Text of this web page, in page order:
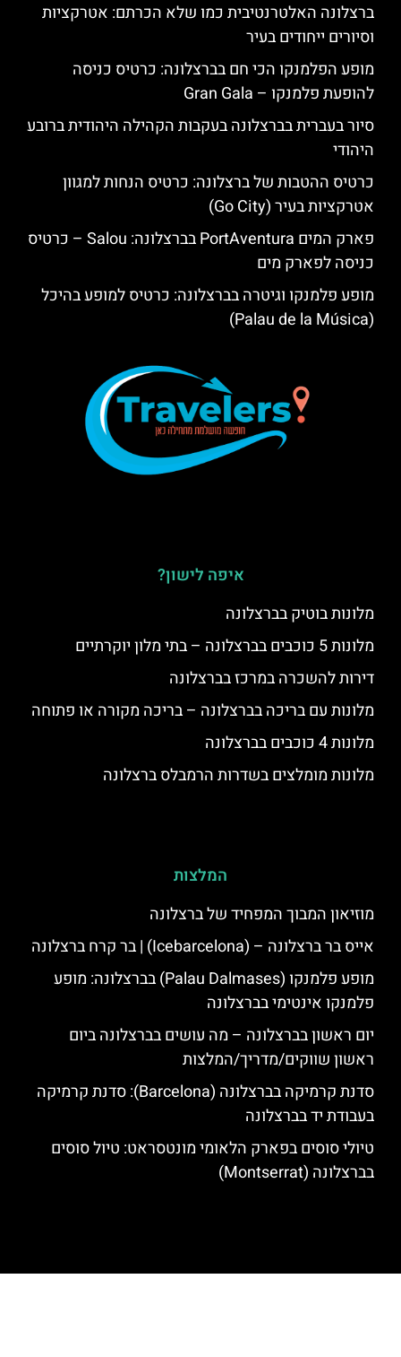
ברצלונה האלטרנטיבית כמו שלא הכרתם: אטרקציות
וסיורים ייחודים בעיר
מופע הפלמנקו הכי חם בברצלונה: כרטיס כניסה
להופעת פלמנקו – Gran Gala
סיור בעברית בברצלונה בעקבות הקהילה היהודית ברובע
היהודי
כרטיס ההטבות של ברצלונה: כרטיס הנחות למגוון
אטרקציות בעיר (Go City)
פארק המים PortAventura בברצלונה: Salou – כרטיס
כניסה לפארק מים
מופע פלמנקו וגיטרה בברצלונה: כרטיס למופע בהיכל
(Palau de la Música)
איפה לישון?
מלונות בוטיק בברצלונה
מלונות 5 כוכבים בברצלונה – בתי מלון יוקרתיים
דירות להשכרה במרכז בברצלונה
מלונות עם בריכה בברצלונה – בריכה מקורה או פתוחה
מלונות 4 כוכבים בברצלונה
מלונות מומלצים בשדרות הרמבלס ברצלונה
המלצות
מוזיאון המבוך המפחיד של ברצלונה
אייס בר ברצלונה – (‪Icebarcelona‬) | בר קרח ברצלונה
מופע פלמנקו (Palau Dalmases) בברצלונה: מופע
פלמנקו אינטימי בברצלונה
יום ראשון בברצלונה – מה עושים בברצלונה ביום
ראשון שווקים/מדריך/המלצות
סדנת קרמיקה בברצלונה (Barcelona): סדנת קרמיקה
בעבודת יד בברצלונה
טיולי סוסים בפארק הלאומי מונטסראט: טיול סוסים
בברצלונה (Montserrat)